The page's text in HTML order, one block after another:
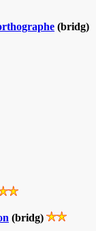
(bridg)
(bridg)